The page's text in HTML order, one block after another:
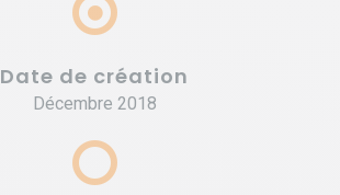
Date de création
Décembre 2018